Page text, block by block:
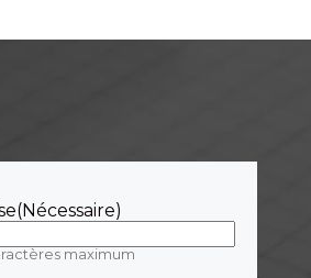
(Nécessaire)
maximum